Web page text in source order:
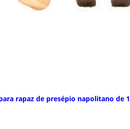
rapaz de presépio napolitano de